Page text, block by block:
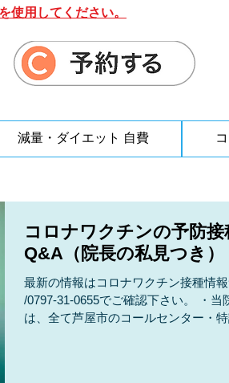
使用してください。
減量・ダイエット 自費
コロナワクチンの予防接
Q&A（院長の私見つき）
最新の情報はコロナワクチン接種情報
/0797-31-0655でご確認下さい。 ・当
は、全て芦屋市のコールセンター・特